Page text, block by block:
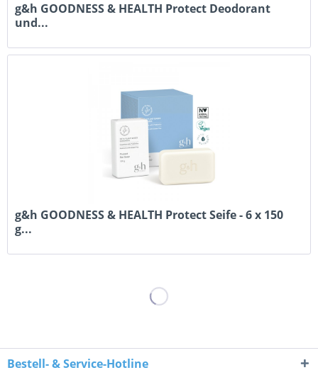
g&h GOODNESS & HEALTH Protect Deodorant
und...
g&h GOODNESS & HEALTH Protect Seife - 6 x 150
g...
Bestell- & Service-Hotline